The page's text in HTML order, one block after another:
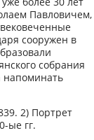
Павловичем,
сооружен в
собрания
напоминать
2) Портрет
ые гг.